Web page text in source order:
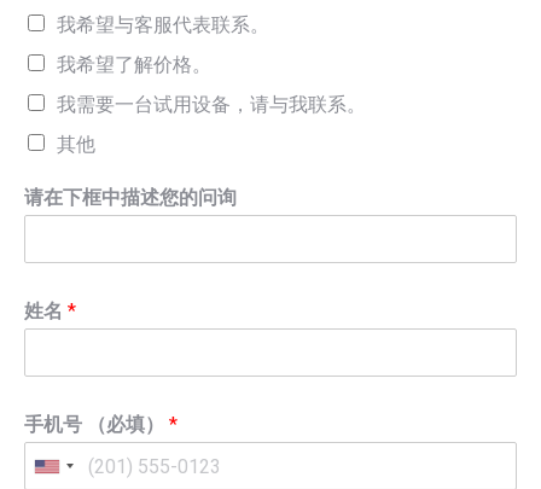
我希望与客服代表联系。
我希望了解价格。
我需要一台试用设备，请与我联系。
其他
请在下框中描述您的问询
姓名 *
手机号 （必填） *